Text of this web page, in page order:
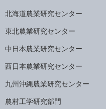
北海道農業研究センター
東北農業研究センター
中日本農業研究センター
西日本農業研究センター
九州沖縄農業研究センター
農村工学研究部門